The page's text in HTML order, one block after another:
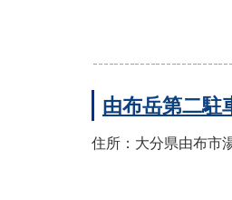
由布岳第二駐
住所：大分県由布市